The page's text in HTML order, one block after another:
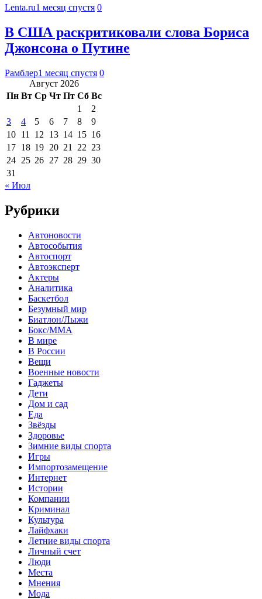
Lenta.ru1 месяц спустя 0
В США раскритиковали слова Бориса
Джонсона о Путине
Рамблер1 месяц спустя 0
Август 2026
Пн Вт Ср Чт Пт Сб Вс
1
2
3
4 5 6 7 8
9
10 11 12 13 14 15 16
17 18 19 20 21 22 23
24 25 26 27 28 29 30
31
« Июл
Рубрики
Автоновости
Автособытия
Автоспорт
Автоэксперт
Актеры
Аналитика
Баскетбол
Безумный мир
Биатлон/Лыжи
Бокс/MMA
В мире
В России
Вещи
Военные новости
Гаджеты
Дети
Дом и сад
Еда
Звёзды
Здоровье
Зимние виды спорта
Игры
Импортозамещение
Интернет
Истории
Компании
Криминал
Культура
Лайфхаки
Летние виды спорта
Личный счет
Люди
Места
Мнения
Мода